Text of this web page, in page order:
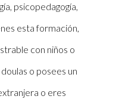
psicopedagogía,
esta formación,
con niños o
o posees un
o eres